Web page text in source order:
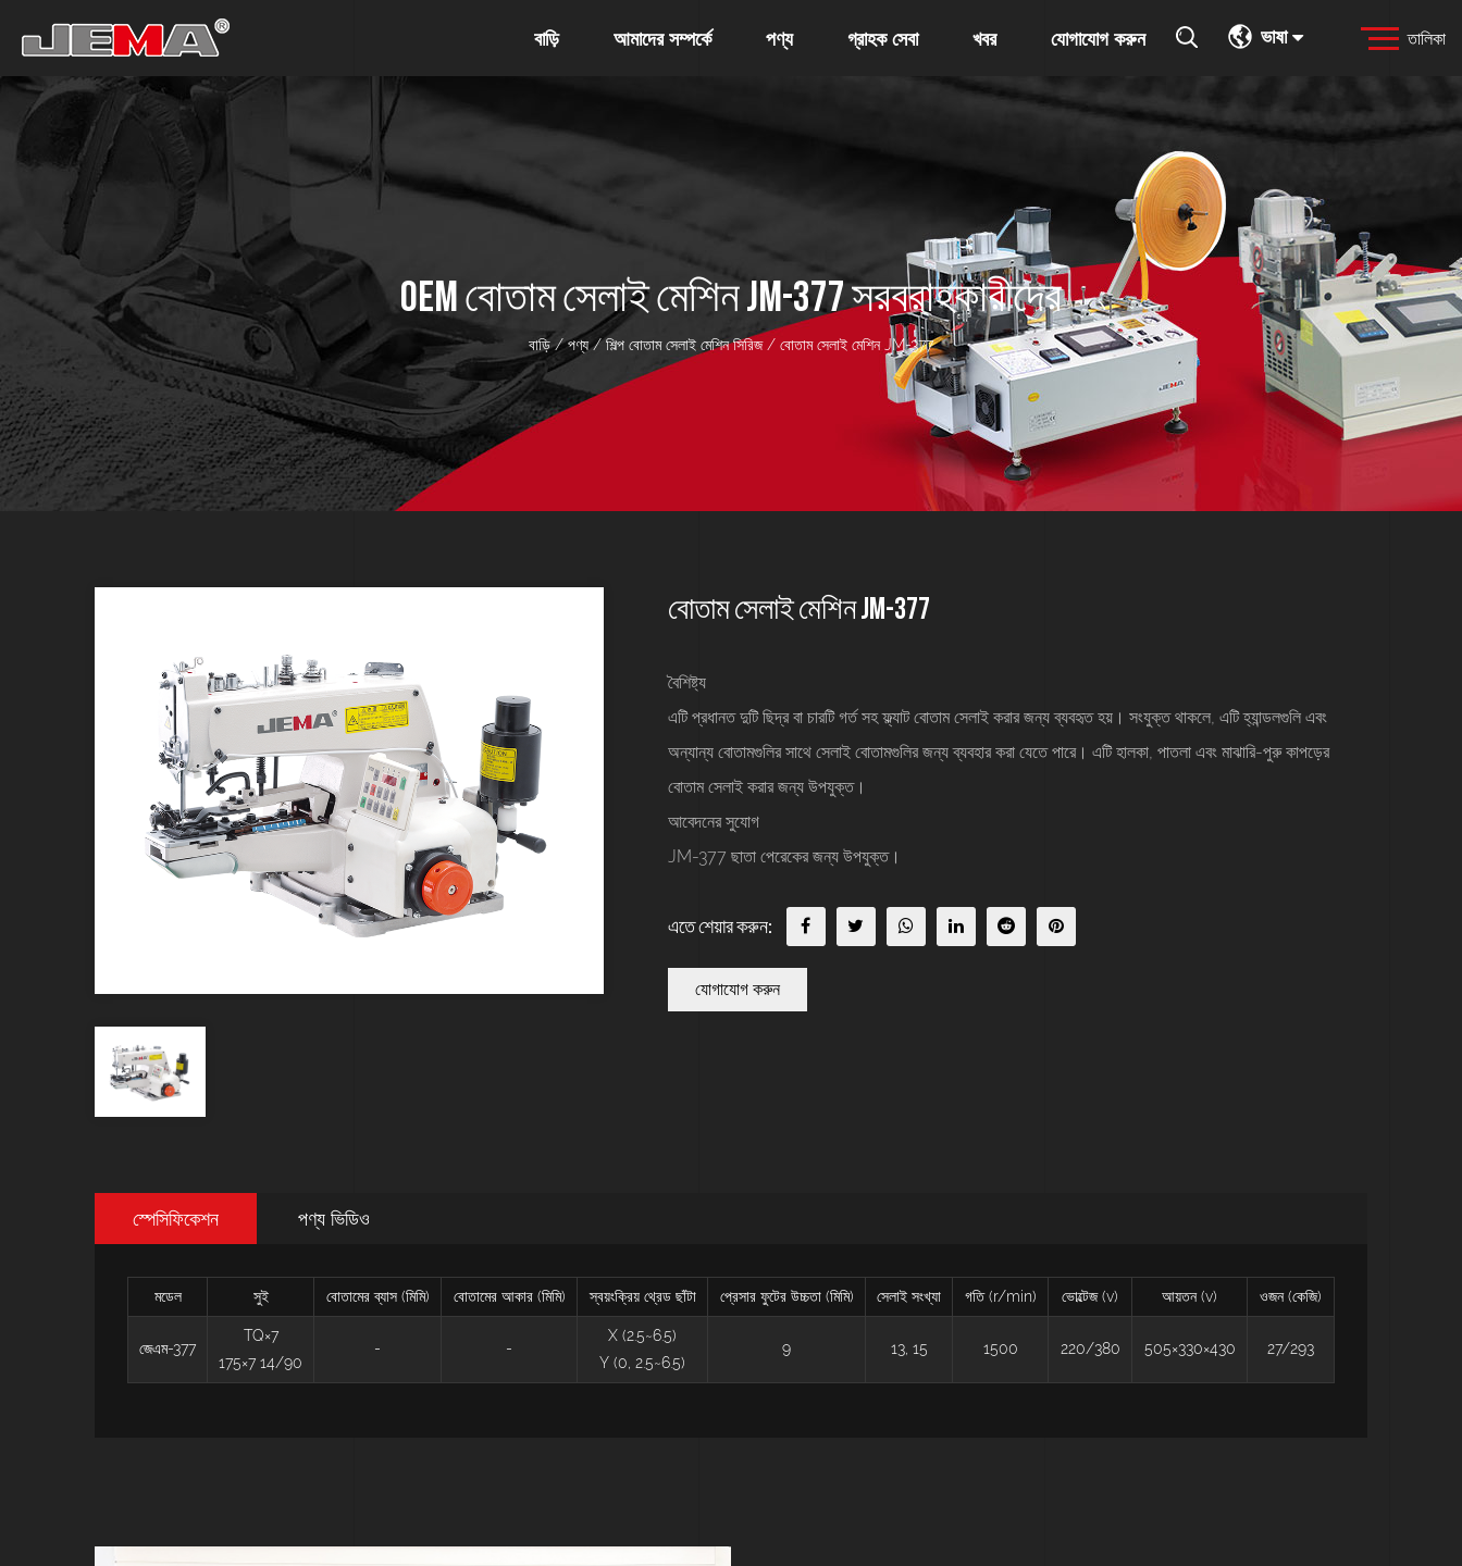
বাড়ি আমাদের সম্পর্কে পণ্য গ্রাহক সেবা খবর যোগাযোগ করুন ভাষা তালিকা
OEM বোতাম সেলাই মেশিন JM-377 সরবরাহকারীদের
বাড়ি/পণ্য/শিল্প বোতাম সেলাই মেশিন সিরিজ/ বোতাম সেলাই মেশিন JM-377
বোতাম সেলাই মেশিন JM-377
বৈশিষ্ট্য
এটি প্রধানত দুটি ছিদ্র বা চারটি গর্ত সহ ফ্ল্যাট বোতাম সেলাই করার জন্য ব্যবহৃত হয়। সংযুক্ত থাকলে, এটি হ্যান্ডলগুলি এবং
অন্যান্য বোতামগুলির সাথে সেলাই বোতামগুলির জন্য ব্যবহার করা যেতে পারে। এটি হালকা, পাতলা এবং মাঝারি-পুরু কাপড়ের
বোতাম সেলাই করার জন্য উপযুক্ত।
আবেদনের সুযোগ
JM-377 ছাতা পেরেকের জন্য উপযুক্ত।
এতে শেয়ার করুন:
যোগাযোগ করুন
স্পেসিফিকেশন পণ্য ভিডিও
মডেল সুই বোতামের ব্যাস (মিমি) বোতামের আকার (মিমি) স্বয়ংক্রিয় থ্রেড ছাঁটা প্রেসার ফুটের উচ্চতা (মিমি) সেলাই সংখ্যা গতি (r/min) ভোল্টেজ (v) আয়তন (v) ওজন (কেজি)
জেএম-377
TQ×7
175×7 14/90
- -
X (2.5~6.5)
Y (0, 2.5~6.5)
9 13, 15 1500 220/380 505×330×430 27/293